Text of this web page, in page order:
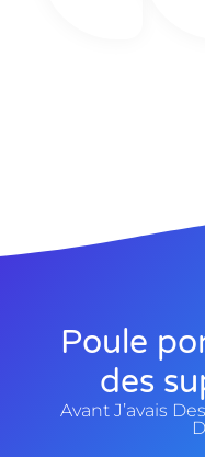
Poule
des
Avant J’avais